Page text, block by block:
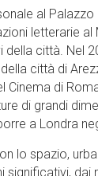
al
letterarie
della città. Nel
città di
Cinema di
di grandi
a Londra
lo spazio,